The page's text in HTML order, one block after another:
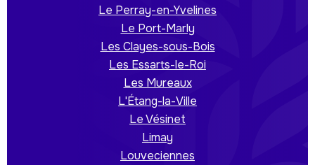
Le Perray-en-Yvelines
Le Port-Marly
Les Clayes-sous-Bois
Les Essarts-le-Roi
Les Mureaux
L'Étang-la-Ville
Le Vésinet
Limay
Louveciennes